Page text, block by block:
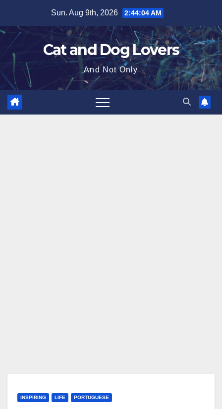
content
Sun. Aug 9th, 2026 2:44:05 AM
Cat and Dog Lovers
And Not Only
INSPIRING LIFE PORTUGUESE